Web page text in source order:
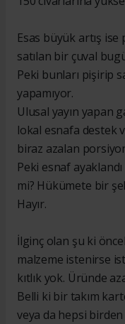
Esas büyük artış ise
satılan bir çuval
Peki bunları pişirip
yapamıyor.
Ulusal yayın yapan
lokal esnafa destek
biraz azalan
Peki esnaf
mi? Hükümete bir
Hayır.
İlginç olan şu ki
malzeme istenirse
kıtlık yok. Üründe
Belli ki bir takım
veya da hepsi